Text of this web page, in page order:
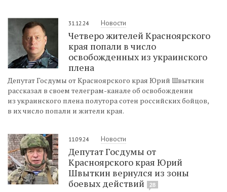
31.12.24 Новости
Четверо жителей Красноярского
края попали в число
освобожденных из украинского
плена
Депутат Госдумы от Красноярского края Юрий Швыткин
рассказал в своем телеграм-канале об освобождении
из украинского плена полутора сотен российских бойцов,
в их число попали и жители края.
11.09.24 Новости
Депутат Госдумы от
Красноярского края Юрий
Швыткин вернулся из зоны
боевых действий
28